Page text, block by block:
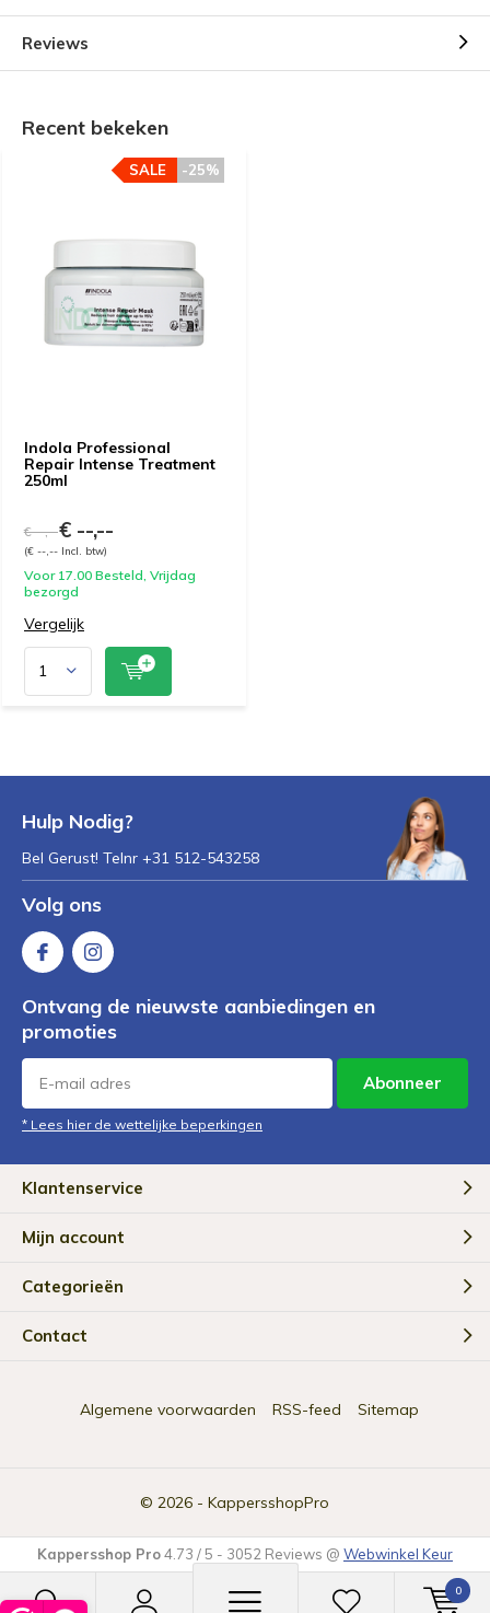
0
Reviews
Recent bekeken
Indola Professional
Repair Intense Treatment
250ml
-25%
SALE
€ --,--€ --,--
(€ --,-- Incl. btw)
Voor 17.00 Besteld, Vrijdag
bezorgd
Vergelijk
Hulp Nodig?
Bel Gerust! Telnr +31 512-543258
Volg ons
Ontvang de nieuwste aanbiedingen en
promoties
Abonneer
* Lees hier de wettelijke beperkingen
Klantenservice
Mijn account
Categorieën
Contact
© 2026 - KappersshopPro
Algemene voorwaarden RSS-feed Sitemap
Kappersshop Pro4.73 /5 - 3052 Reviews @ Webwinkel Keur